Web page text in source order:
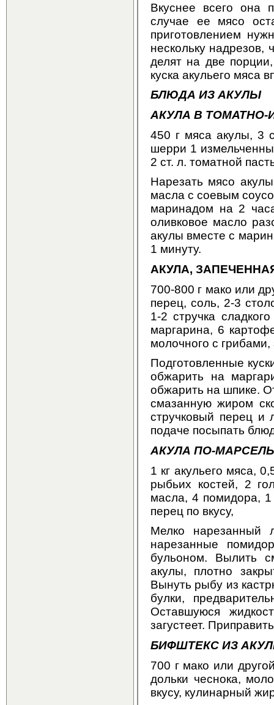
Вкуснее всего она
случае ее мясо
приготовлением
нескольку надрезов,
делят на две
куска акульего мяса
БЛЮДА ИЗ АКУЛЫ
АКУЛА В
450 г мяса акулы, 3
шерри 1
2 ст. л. томатной
Нарезать мясо
масла с соевым
маринадом на 2
оливковое масло
акулы вместе с
1 минуту.
АКУЛА,
700-800 г мако или
перец, соль, 2-3
1-2 стручка
маргарина, 6
молочного с грибами,
Подготовленные
обжарить на
обжарить на шпике.
смазанную жиром
стручковый перец и
подаче посыпать
АКУЛА ПО-
1 кг акульего мяса,
рыбьих костей, 2
масла, 4 помидора,
перец по вкусу,
Мелко нарезанный
нарезанные
бульоном. Вылить
акулы, плотно
Вынуть рыбу из
булки,
Оставшуюся
загустеет.
БИФШТЕКС ИЗ
700 г мако или
дольки чеснока,
вкусу, кулинарный